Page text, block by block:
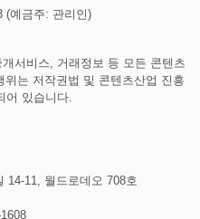
(예금주: 관리인)
서비스, 거래정보 등 모든 콘텐츠
는 저작권법 및 콘텐츠산업 진흥
어 있습니다.
14-11, 월드로데오 708호